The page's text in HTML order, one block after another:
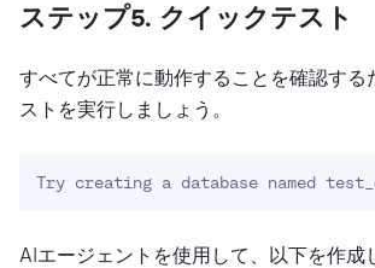
ステップ5. クイックテスト
すべてが正常に動作することを確認する
ストを実行しましょう。
Try creating a database named
AIエージェントを使用して、以下を作成